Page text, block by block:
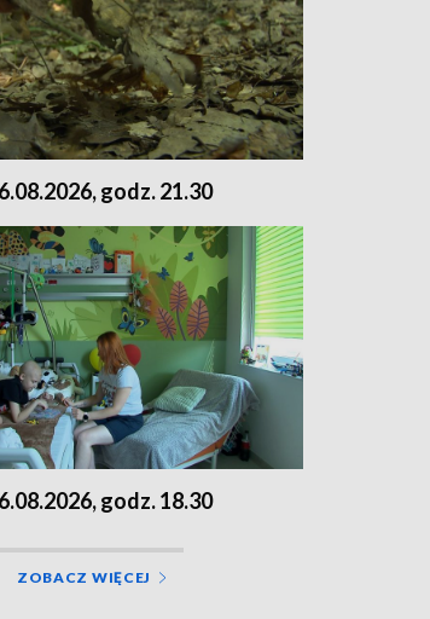
godz. 21.30
godz. 18.30
ZOBACZ WIĘCEJ